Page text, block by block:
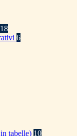
18
6
tabelle) 10